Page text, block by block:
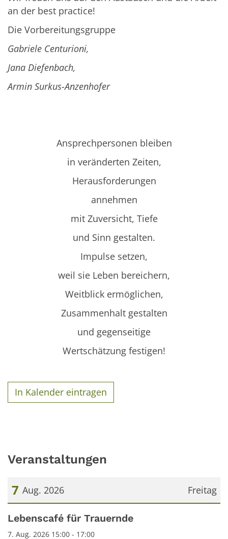
an der best practice!
Die Vorbereitungsgruppe
Gabriele Centurioni,
Jana Diefenbach,
Armin Surkus-Anzenhofer
Ansprechpersonen bleiben
in veränderten Zeiten,
Herausforderungen
annehmen
mit Zuversicht, Tiefe
und Sinn gestalten.
Impulse setzen,
weil sie Leben bereichern,
Weitblick ermöglichen,
Zusammenhalt gestalten
und gegenseitige
Wertschätzung festigen!
In Kalender eintragen
Veranstaltungen
Freitag
7 Aug. 2026
Datum: 7. August 2026
Lebenscafé für Trauernde
7. Aug. 2026 15:00 - 17:00